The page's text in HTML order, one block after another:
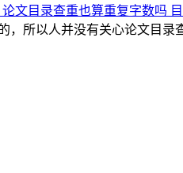
论文目录查重也算重复字数吗 目
，所以人并没有关心论文目